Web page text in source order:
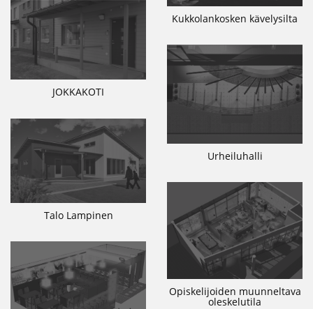
Kukkolankosken kävelysilta
JOKKAKOTI
Urheiluhalli
Talo Lampinen
Opiskelijoiden muunneltava
oleskelutila